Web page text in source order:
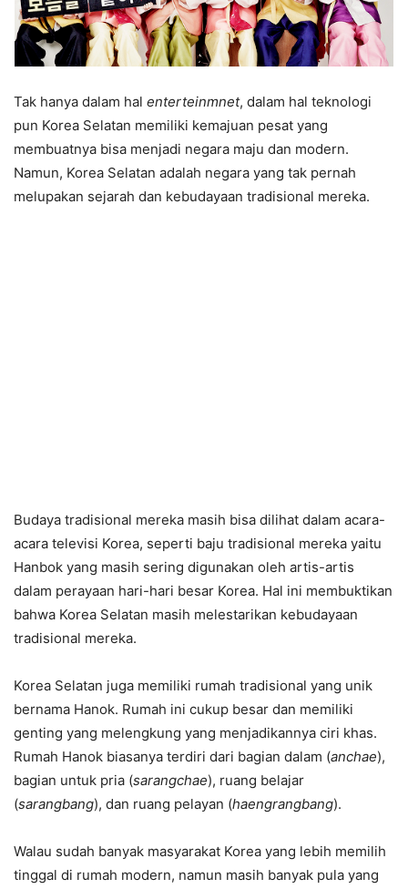
Tak hanya dalam hal enterteinmnet, dalam hal teknologi
pun Korea Selatan memiliki kemajuan pesat yang
membuatnya bisa menjadi negara maju dan modern.
Namun, Korea Selatan adalah negara yang tak pernah
melupakan sejarah dan kebudayaan tradisional mereka.
Budaya tradisional mereka masih bisa dilihat dalam acara-
acara televisi Korea, seperti baju tradisional mereka yaitu
Hanbok yang masih sering digunakan oleh artis-artis
dalam perayaan hari-hari besar Korea. Hal ini membuktikan
bahwa Korea Selatan masih melestarikan kebudayaan
tradisional mereka.
Korea Selatan juga memiliki rumah tradisional yang unik
bernama Hanok. Rumah ini cukup besar dan memiliki
genting yang melengkung yang menjadikannya ciri khas.
Rumah Hanok biasanya terdiri dari bagian dalam (anchae),
bagian untuk pria (sarangchae), ruang belajar
(sarangbang), dan ruang pelayan (haengrangbang).
Walau sudah banyak masyarakat Korea yang lebih memilih
tinggal di rumah modern, namun masih banyak pula yang